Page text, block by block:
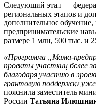
Следующий этап —
региональных этапов и
дополнительное
предпринимательские
размере 1 млн, 500 тыс. и
«Программа „Мама-
проекты участниц более
благодаря участию в
грантовую поддержку уже
пояснила заместитель
России Татьяна